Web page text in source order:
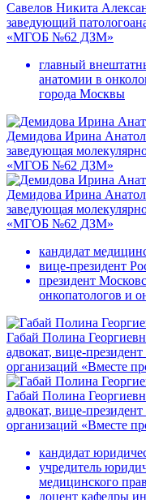
Савелов Никита
заведующий
«МГОБ №62 ДЗМ»
главный
анатомии в
города Москвы
Демидова Ирина
заведующая
«МГОБ №62 ДЗМ»
Демидова Ирина
заведующая
«МГОБ №62 ДЗМ»
кандидат
вице-президент
президент
онкопатологов и
Габай Полина
адвокат, вице-
организаций «Вместе
Габай Полина
адвокат, вице-
организаций «Вместе
кандидат
учредитель
медицинского
доцент кафедры